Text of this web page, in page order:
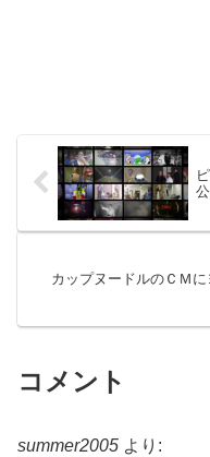
カップヌードルのＣＭに
コメント
summer2005 より: